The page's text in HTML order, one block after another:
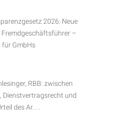
2026: Neue
Fremdgeschäftsführer –
für GmbHs
RBB: zwischen
Dienstvertragsrecht und
des Ar. . .